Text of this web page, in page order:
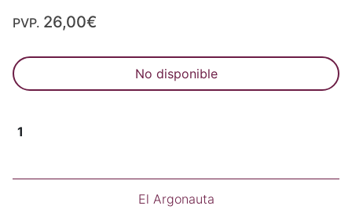
PVP. 26,00€
No disponible
1
El Argonauta